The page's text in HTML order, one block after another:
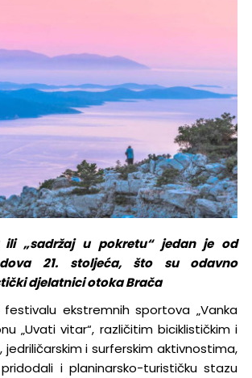
„sadržaj u pokretu“ jedan je od
21. stoljeća, što su odavno
djelatnici otoka Brača
festivalu ekstremnih sportova „Vanka
„Uvati vitar“, različitim biciklističkim i
i surferskim aktivnostima,
i planinarsko-turističku stazu